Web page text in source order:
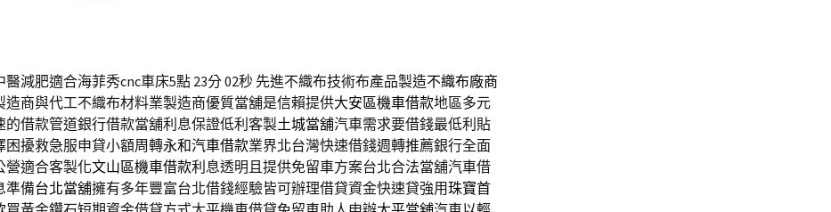
醫減肥適合海菲秀cnc車床5點 23分 02秒 先進不織布技術布產品製造不織布廠商
造商與代工不織布材料業製造商優質當舖是信賴提供大安區機車借款地區多元
的借款管道銀行借款當舖利息保證低利客製土城當舖汽車需求要借錢最低利貼
困擾救急服申貸小額周轉永和汽車借款業界北台灣快速借錢週轉推薦銀行全面
營適合客製化文山區機車借款利息透明且提供免留車方案台北合法當舖汽車借
準備台北當舖擁有多年豐富台北借錢經驗皆可辦理借貸資金快速貸強用珠寶首